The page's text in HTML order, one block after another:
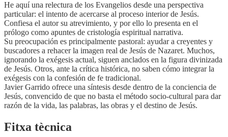
He aquí una relectura de los Evangelios desde una perspectiva
particular: el intento de acercarse al proceso interior de Jesús.
Confiesa el autor su atrevimiento, y por ello lo presenta en el
prólogo como apuntes de cristología espiritual narrativa.
Su preocupación es principalmente pastoral: ayudar a creyentes y
buscadores a rehacer la imagen real de Jesús de Nazaret. Muchos,
ignorando la exégesis actual, siguen anclados en la figura divinizada
de Jesús. Otros, ante la crítica histórica, no saben cómo integrar la
exégesis con la confesión de fe tradicional.
Javier Garrido ofrece una síntesis desde dentro de la conciencia de
Jesús, convencido de que no basta el método socio-cultural para dar
razón de la vida, las palabras, las obras y el destino de Jesús.
Fitxa tècnica